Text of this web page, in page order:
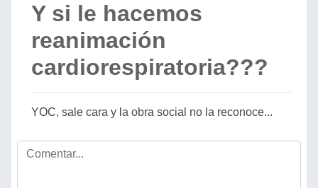
Y si le hacemos
reanimación
cardiorespiratoria???
YOC, sale cara y la obra social no la reconoce...